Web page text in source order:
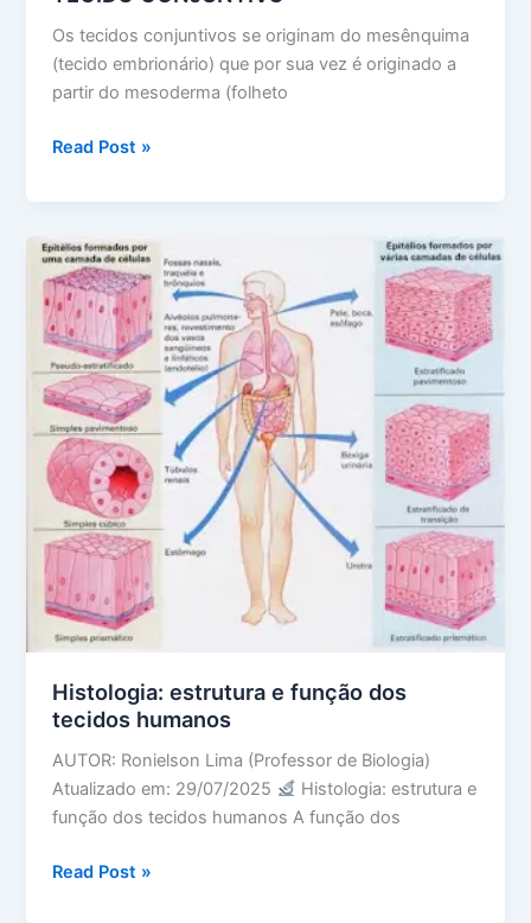
Os tecidos conjuntivos se originam do mesênquima
(tecido embrionário) que por sua vez é originado a
partir do mesoderma (folheto
TECIDO
Read Post »
Histologia: estrutura e função dos
tecidos humanos
AUTOR: Ronielson Lima (Professor de Biologia)
Atualizado em: 29/07/2025
Histologia: estrutura e
função dos tecidos humanos A função dos
Histologia:
Read Post »